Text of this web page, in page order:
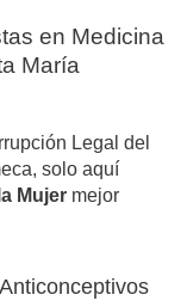
en Medicina
María
Legal del
solo aquí
Mujer mejor